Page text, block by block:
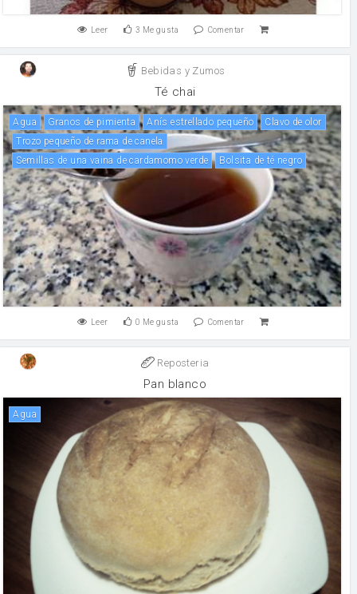
Leer 3 Me gusta Comentar
Bebidas y Zumos
Té chai
agua Granos de pimienta Anís estrellado pequeño
clavo de olor
Trozo pequeño de rama de canela
Semillas de una vaina de cardamomo verde
Bolsita de té negro
Leer 0 Me gusta Comentar
Reposteria
Pan blanco
agua